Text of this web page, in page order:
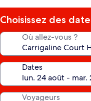
Choisissez des
Où allez-vous ?
Dates
Voyageurs